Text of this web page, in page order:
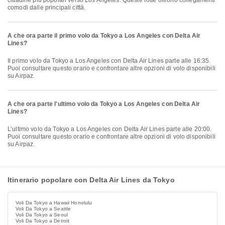
comodi dalle principali città.
A che ora parte il primo volo da Tokyo a Los Angeles con Delta Air
Lines?
Puoi consultare questo orario e confrontare altre opzioni di volo disponibili
su Airpaz.
A che ora parte l'ultimo volo da Tokyo a Los Angeles con Delta Air
Lines?
L’ultimo volo da Tokyo a Los Angeles con Delta Air Lines parte alle 20:00.
Puoi consultare questo orario e confrontare altre opzioni di volo disponibili
su Airpaz.
Itinerario popolare con Delta Air Lines da Tokyo
Voli Da Tokyo a Hawaii Honolulu
Voli Da Tokyo a Seattle
Voli Da Tokyo a Seoul
Voli Da Tokyo a Detroit